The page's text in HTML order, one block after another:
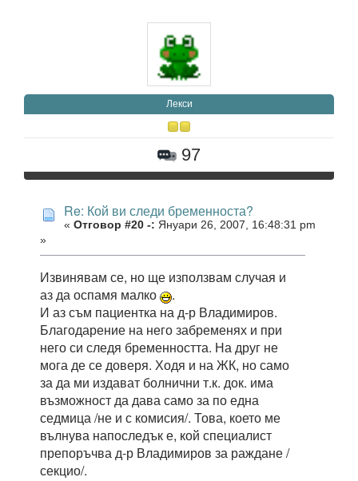
Лекси
97
Re: Кой ви следи бременноста?
« Отговор #20 -: Януари 26, 2007, 16:48:31 pm
»
Извинявам се, но ще използвам случая и
аз да оспамя малко
.
И аз съм пациентка на д-р Владимиров.
Благодарение на него забременях и при
него си следя бременността. На друг не
мога де се доверя. Ходя и на ЖК, но само
за да ми издават болнични т.к. док. има
възможност да дава само за по една
седмица /не и с комисия/. Това, което ме
вълнува напоследък е, кой специалист
препоръчва д-р Владимиров за раждане /
секцио/.